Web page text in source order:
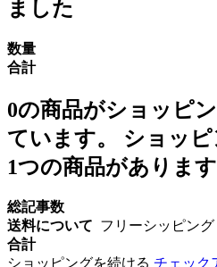
ました
数量
合計
0の商品がショッピ
ています。 ショッピ
1つの商品があります
総記事数
送料について フリーシッピング
合計
ショッピングを続ける チェック